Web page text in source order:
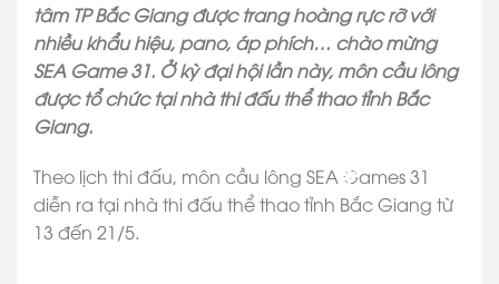
tâm TP Bắc Giang được trang hoàng rực rỡ với
nhiều khẩu hiệu, pano, áp phích… chào mừng
SEA Game 31. Ở kỳ đại hội lần này, môn cầu lông
được tổ chức tại nhà thi đấu thể thao tỉnh Bắc
Giang.
Theo lịch thi đấu, môn cầu lông SEA Games 31
diễn ra tại nhà thi đấu thể thao tỉnh Bắc Giang từ
13 đến 21/5.
✽